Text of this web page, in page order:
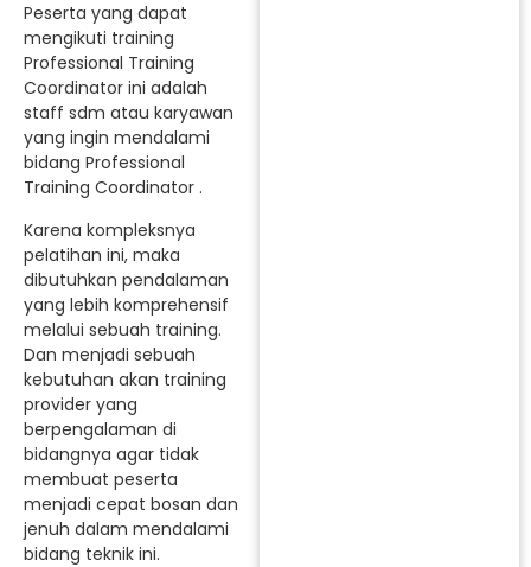
Peserta yang dapat
mengikuti training
Professional Training
Coordinator ini adalah
staff sdm atau karyawan
yang ingin mendalami
bidang Professional
Training Coordinator .
Karena kompleksnya
pelatihan ini, maka
dibutuhkan pendalaman
yang lebih komprehensif
melalui sebuah training.
Dan menjadi sebuah
kebutuhan akan training
provider yang
berpengalaman di
bidangnya agar tidak
membuat peserta
menjadi cepat bosan dan
jenuh dalam mendalami
bidang teknik ini.